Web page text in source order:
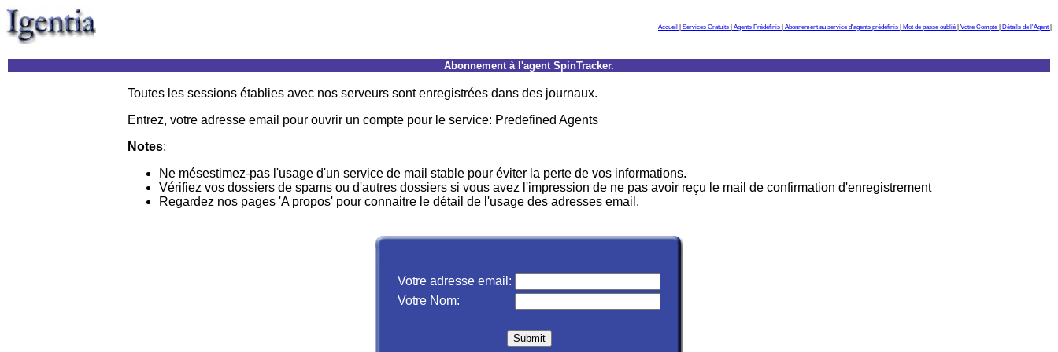
Accueil | Services Gratuits | Agents Prédéfinis | Abonnement au service d'agents prédéfinis | Mot de passe oublié | Votre Compte | Détails de l'Agent |
Abonnement à l'agent SpinTracker.
Toutes les sessions établies avec nos serveurs sont enregistrées dans des journaux.
Entrez, votre adresse email pour ouvrir un compte pour le service: Predefined Agents
Notes:
Ne mésestimez-pas l'usage d'un service de mail stable pour éviter la perte de vos informations.
Vérifiez vos dossiers de spams ou d'autres dossiers si vous avez l'impression de ne pas avoir reçu le mail de confirmation d'enregistrement
Regardez nos pages 'A propos' pour connaitre le détail de l'usage des adresses email.
Votre adresse email:
Votre Nom: